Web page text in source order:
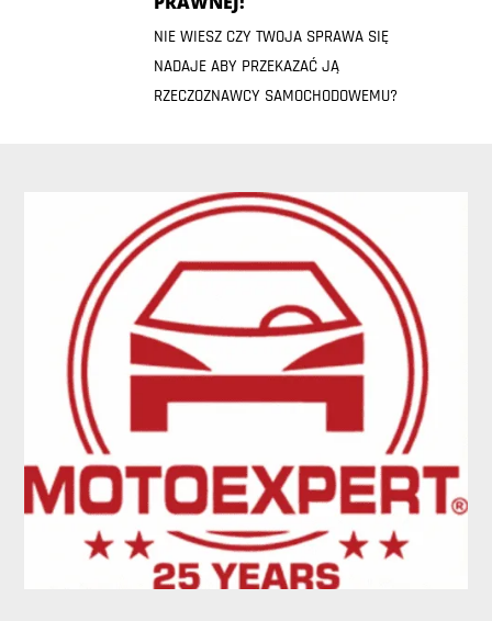
NIE WIESZ CZY TWOJA SPRAWA SIĘ
NADAJE ABY PRZEKAZAĆ JĄ
RZECZOZNAWCY SAMOCHODOWEMU?